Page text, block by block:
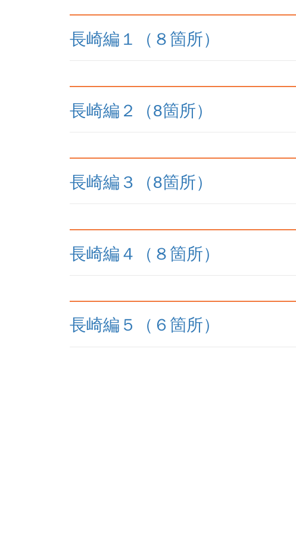
長崎編１（８箇所）
長崎編２（8箇所）
長崎編３（8箇所）
長崎編４（８箇所）
長崎編５（６箇所）